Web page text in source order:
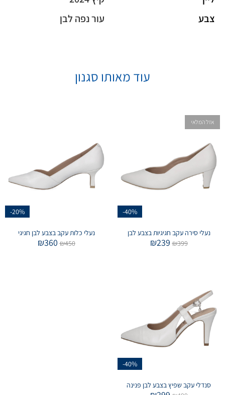
צבע
עור נפה לבן
עוד מאותו סגנון
-40%
אזל המלאי
נעלי סירה עקב חגיגיות בצבע לבן
₪399
₪239
-20%
נעלי כלות עקב בצבע לבן חגיגי
₪450
₪360
-40%
סנדלי עקב שפיץ בצבע לבן פנינה